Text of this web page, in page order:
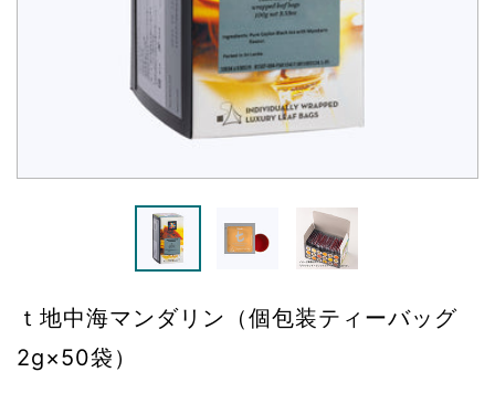
ｔ地中海マンダリン（個包装ティーバッグ
2g×50袋）